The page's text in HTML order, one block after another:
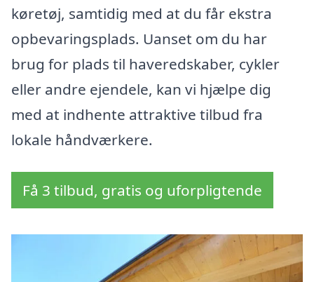
køretøj, samtidig med at du får ekstra
opbevaringsplads. Uanset om du har
brug for plads til haveredskaber, cykler
eller andre ejendele, kan vi hjælpe dig
med at indhente attraktive tilbud fra
lokale håndværkere.
Få 3 tilbud, gratis og uforpligtende